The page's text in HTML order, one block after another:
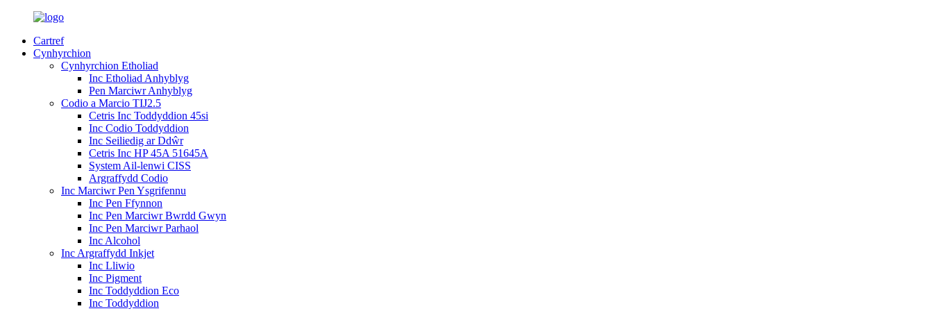
Cartref
Cynhyrchion
Cynhyrchion Etholiad
Inc Etholiad Anhyblyg
Pen Marciwr Anhyblyg
Codio a Marcio TIJ2.5
Cetris Inc Toddyddion 45si
Inc Codio Toddyddion
Inc Seiliedig ar Ddŵr
Cetris Inc HP 45A 51645A
System Ail-lenwi CISS
Argraffydd Codio
Inc Marciwr Pen Ysgrifennu
Inc Pen Ffynnon
Inc Pen Marciwr Bwrdd Gwyn
Inc Pen Marciwr Parhaol
Inc Alcohol
Inc Argraffydd Inkjet
Inc Lliwio
Inc Pigment
Inc Toddyddion Eco
Inc Toddyddion